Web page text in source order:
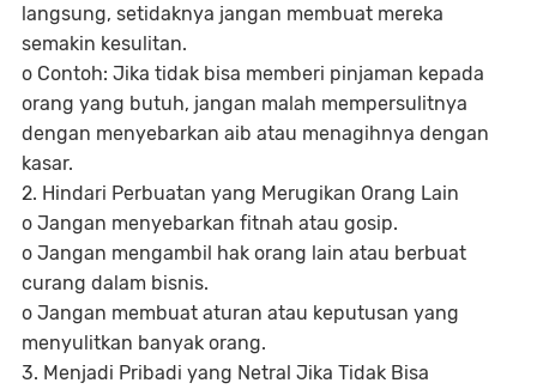
langsung, setidaknya jangan membuat mereka
semakin kesulitan.
o Contoh: Jika tidak bisa memberi pinjaman kepada
orang yang butuh, jangan malah mempersulitnya
dengan menyebarkan aib atau menagihnya dengan
kasar.
2. Hindari Perbuatan yang Merugikan Orang Lain
o Jangan menyebarkan fitnah atau gosip.
o Jangan mengambil hak orang lain atau berbuat
curang dalam bisnis.
o Jangan membuat aturan atau keputusan yang
menyulitkan banyak orang.
3. Menjadi Pribadi yang Netral Jika Tidak Bisa